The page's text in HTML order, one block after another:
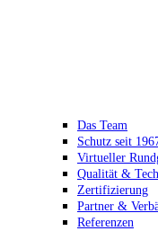
Das Team
Schutz seit
Virtueller
Qualität &
Zertifizierung
Partner &
Referenzen